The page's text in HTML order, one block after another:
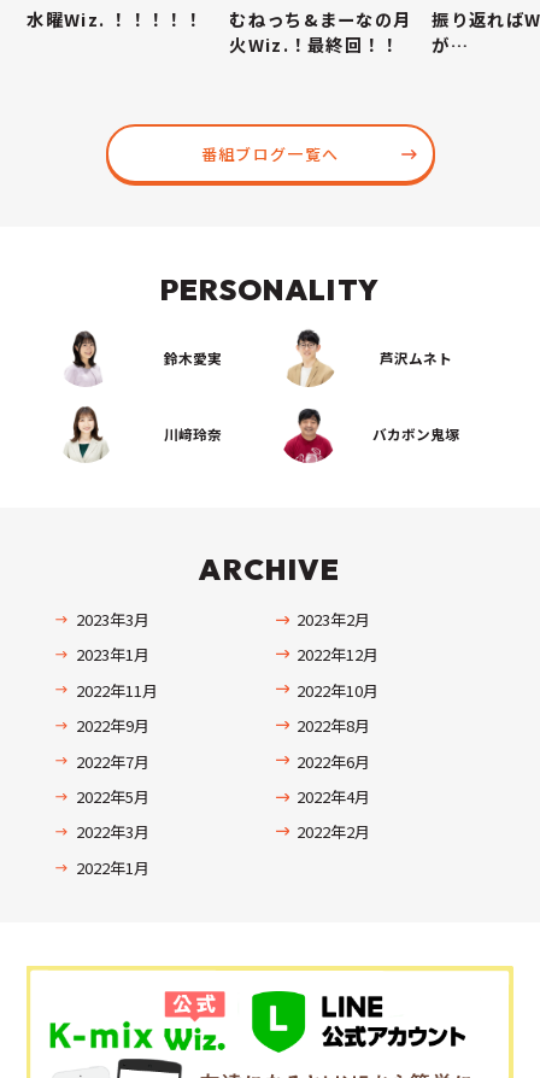
水曜Wiz. ！！！！！
むねっち&まーなの月
火Wiz.！最終回！！
振り返れば
が…
番組ブログ一覧へ
PERSONALITY
鈴木愛実 芦沢ムネト
川﨑玲奈 バカボン鬼塚
ARCHIVE
2023年3月
2023年2月
2023年1月
2022年12月
2022年11月
2022年10月
2022年9月
2022年8月
2022年7月
2022年6月
2022年5月
2022年4月
2022年3月
2022年2月
2022年1月